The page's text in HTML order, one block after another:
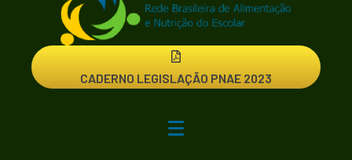
CADERNO LEGISLAÇÃO PNAE 2023